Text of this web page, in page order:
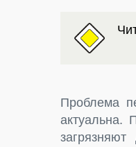
Проблема
актуальна.